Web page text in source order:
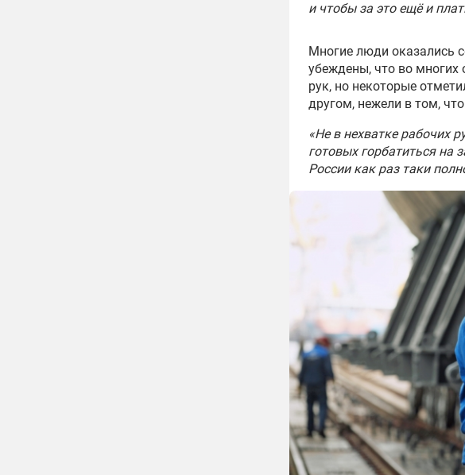
и чтобы за это ещё и
Многие люди оказались
убеждены, что во многих
рук, но некоторые
другом, нежели в том,
«Не в нехватке рабочих
готовых горбатиться на
России как раз таки